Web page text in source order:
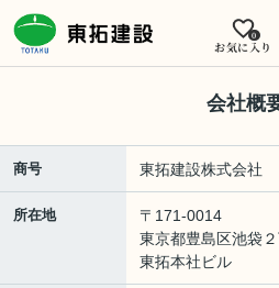
お気に入り
0
会社概
商号 東拓建設株式会社
所在地
〒171-0014
東京都豊島区池袋
東拓本社ビル